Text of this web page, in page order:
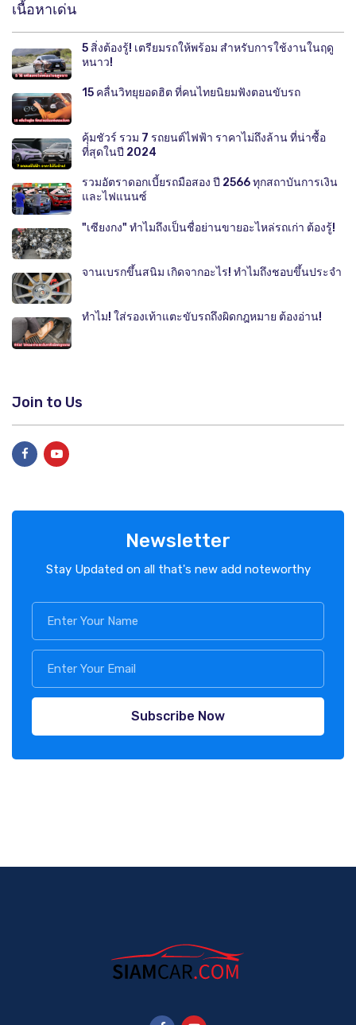
เนื้อหาเด่น
5 สิ่งต้องรู้! เตรียมรถให้พร้อม สำหรับการใช้งานในฤดู
หนาว!
15 คลื่นวิทยุยอดฮิต ที่คนไทยนิยมฟังตอนขับรถ
คุ้มชัวร์ รวม 7 รถยนต์ไฟฟ้า ราคาไม่ถึงล้าน ที่น่าซื้อ
ที่สุดในปี 2024
รวมอัตราดอกเบี้ยรถมือสอง ปี 2566 ทุกสถาบันการเงิน
และไฟแนนซ์
"เซียงกง" ทำไมถึงเป็นชื่อย่านขายอะไหล่รถเก่า ต้องรู้!
จานเบรกขึ้นสนิม เกิดจากอะไร! ทำไมถึงชอบขึ้นประจำ
ทำไม! ใส่รองเท้าแตะขับรถถึงผิดกฎหมาย ต้องอ่าน!
Join to Us
Newsletter
Stay Updated on all that's new add noteworthy
Subscribe Now